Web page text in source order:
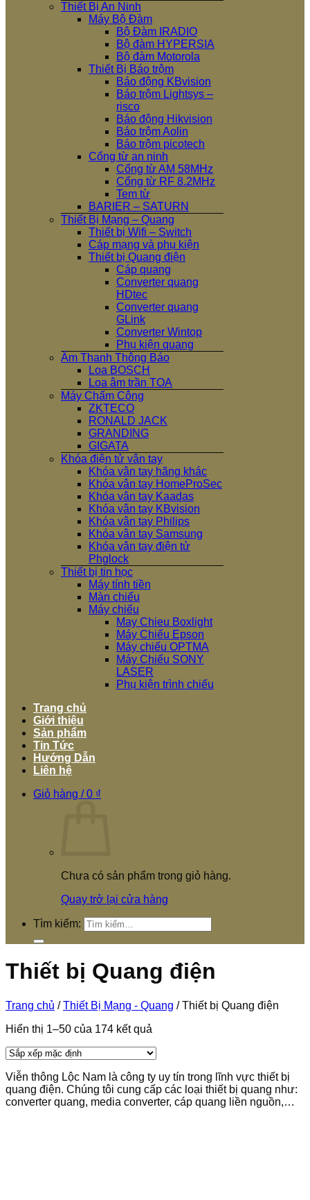
Thiết Bị An Ninh
Máy Bộ Đàm
Bộ Đàm IRADIO
Bộ đàm HYPERSIA
Bộ đàm Motorola
Thiết Bị Báo trộm
Báo động KBvision
Báo trộm Lightsys –
risco
Báo động Hikvision
Báo trộm Aolin
Báo trộm picotech
Cổng từ an ninh
Cổng từ AM 58MHz
Cổng từ RF 8.2MHz
Tem từ
BARIER – SATURN
Thiết Bị Mạng – Quang
Thiết bị Wifi – Switch
Cáp mạng và phụ kiện
Thiết bị Quang điện
Cáp quang
Converter quang
HDtec
Converter quang
GLink
Converter Wintop
Phụ kiện quang
Âm Thanh Thông Báo
Loa BOSCH
Loa âm trần TOA
Máy Chấm Công
ZKTECO
RONALD JACK
GRANDING
GIGATA
Khóa điện tử vân tay
Khóa vân tay hãng khác
Khóa vân tay HomeProSec
Khóa vân tay Kaadas
Khóa vân tay KBvision
Khóa vân tay Philips
Khóa vân tay Samsung
Khóa vân tay điện tử
Phglock
Thiết bị tin học
Máy tính tiền
Màn chiếu
Máy chiếu
May Chieu Boxlight
Máy Chiếu Epson
Máy chiếu OPTMA
Máy Chiếu SONY
LASER
Phụ kiện trình chiếu
Trang chủ
Giới thiệu
Sản phẩm
Tin Tức
Hướng Dẫn
Liên hệ
Giỏ hàng /0 ₫
Chưa có sản phẩm trong giỏ hàng.
Quay trở lại cửa hàng
Tìm kiếm:
Thiết bị Quang điện
Trang chủ / Thiết Bị Mạng - Quang /Thiết bị Quang điện
Hiển thị 1–50 của 174 kết quả
Viễn thông Lộc Nam là công ty uy tín trong lĩnh vực thiết bị
quang điện. Chúng tôi cung cấp các loại thiết bị quang như:
converter quang, media converter, cáp quang liền nguồn,…